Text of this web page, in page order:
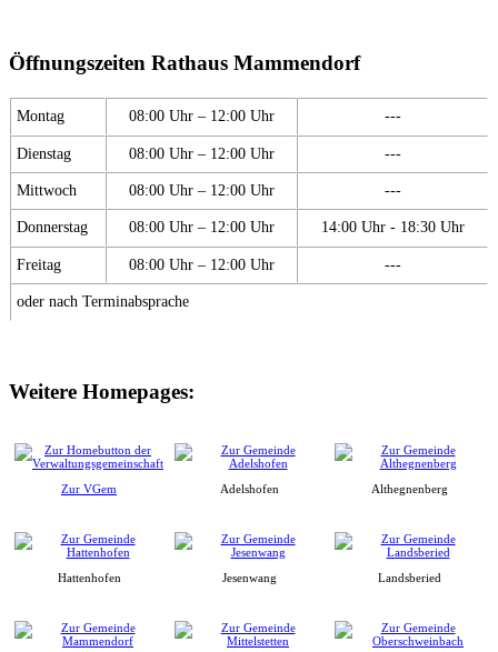
Öffnungszeiten Rathaus Mammendorf
Montag 08:00 Uhr – 12:00 Uhr ---
Dienstag 08:00 Uhr – 12:00 Uhr ---
Mittwoch 08:00 Uhr – 12:00 Uhr ---
Donnerstag 08:00 Uhr – 12:00 Uhr 14:00 Uhr - 18:30 Uhr
Freitag 08:00 Uhr – 12:00 Uhr ---
oder nach Terminabsprache
Weitere Homepages:
Zur VGem Adelshofen Althegnenberg
Hattenhofen Jesenwang Landsberied